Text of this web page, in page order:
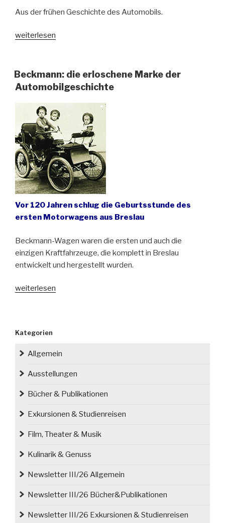
Aus der frühen Geschichte des Automobils.
„Der
Autounfall
mit
Folgen
Oberschlesien“
weiterlesen
Beckmann: die erloschene Marke der
Automobilgeschichte
Vor 120 Jahren schlug die Geburtsstunde des
ersten Motorwagens aus Breslau
Beckmann-Wagen waren die ersten und auch die
einzigen Kraftfahrzeuge, die komplett in Breslau
entwickelt und hergestellt wurden.
„Beckmann:
der
Automobilgeschichte“
weiterlesen
Kategorien
Allgemein
Ausstellungen
Bücher & Publikationen
Exkursionen & Studienreisen
Film, Theater & Musik
Kulinarik & Genuss
Newsletter III/26 Allgemein
Newsletter III/26 Bücher&Publikationen
Newsletter III/26 Exkursionen & Studienreisen